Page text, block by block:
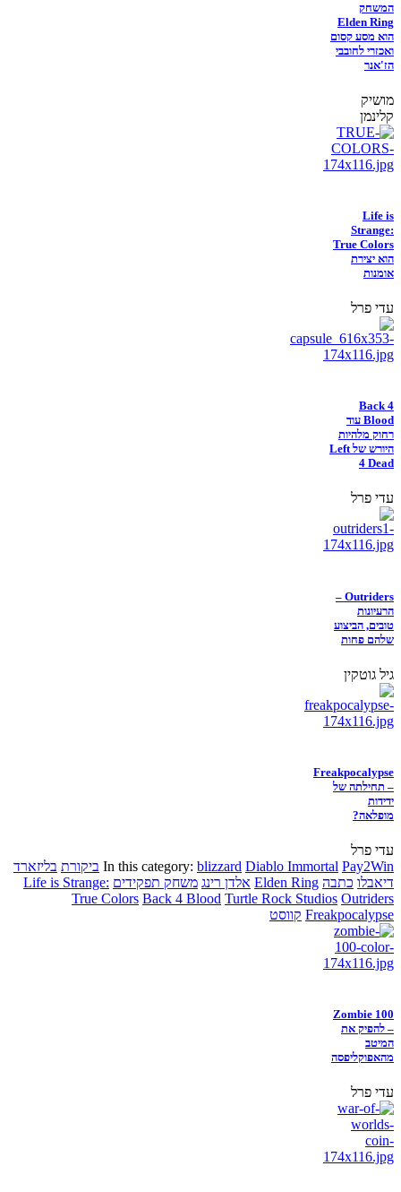
המשחק
Elden Ring
הוא מסע קסום
ואכזרי לחובבי
הז'אנר
מושיק
קלינמן
Life is
Strange:
True Colors
הוא יצירת
אומנות
עדי פרל
Back 4
Blood עוד
רחוק מלהיות
היורש של Left
4 Dead
עדי פרל
Outriders –
הרעיונות
טובים, הביצוע
שלהם פחות
גיל גוטקין
Freakpocalypse
– תחילתה של
ידידות
מופלאה?
עדי פרל
In this category: blizzard Diablo Immortal Pay2Win ביקורת בליזארד
דיאבלו כתבה Elden Ring אלדן רינג משחק תפקידים Life is Strange:
True Colors Back 4 Blood Turtle Rock Studios Outriders
Freakpocalypse קווסט
Zombie 100
– להפיק את
המיטב
מהאפוקליפסה
עדי פרל